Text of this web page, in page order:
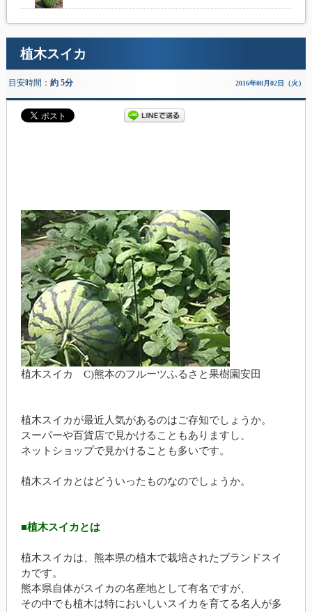
植木スイカ
目安時間： 約 5分 2016年08月02日（火）
植木スイカ C)熊本のフルーツふるさと果樹園安田
植木スイカが最近人気があるのはご存知でしょうか。
スーパーや百貨店で見かけることもありますし、
ネットショップで見かけることも多いです。
植木スイカとはどういったものなのでしょうか。
■植木スイカとは
植木スイカは、熊本県の植木で栽培されたブランドスイ
カです。
熊本県自体がスイカの名産地として有名ですが、
その中でも植木は特においしいスイカを育てる名人が多